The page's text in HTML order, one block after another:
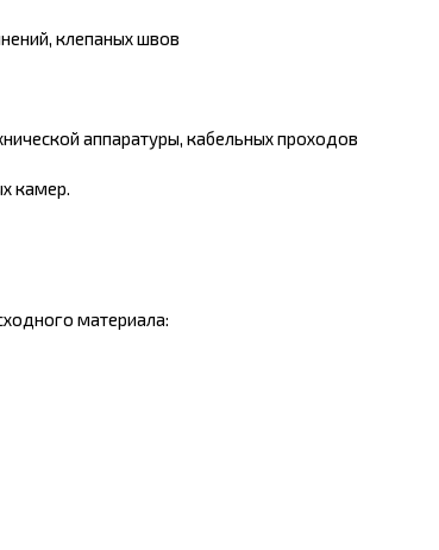
клепаных швов
аппаратуры, кабельных проходов
камер.
материала: